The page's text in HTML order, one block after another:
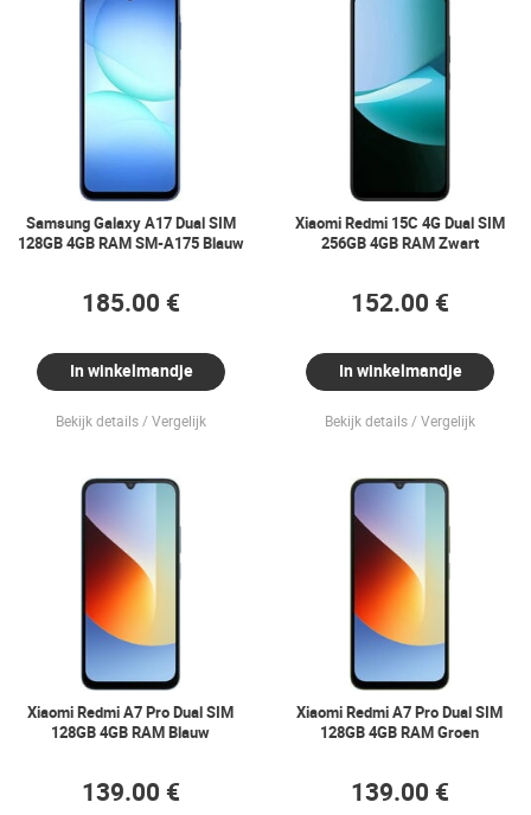
Samsung Galaxy A17 Dual SIM
128GB 4GB RAM SM-A175 Blauw
185.00 €
In winkelmandje
Bekijk details Vergelijk
Xiaomi Redmi 15C 4G Dual SIM
256GB 4GB RAM Zwart
152.00 €
In winkelmandje
Bekijk details Vergelijk
Xiaomi Redmi A7 Pro Dual SIM
128GB 4GB RAM Blauw
139.00 €
Xiaomi Redmi A7 Pro Dual SIM
128GB 4GB RAM Groen
139.00 €